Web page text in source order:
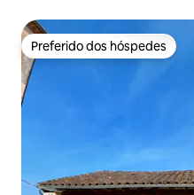
Preferido dos hóspedes
Preferido dos hóspedes